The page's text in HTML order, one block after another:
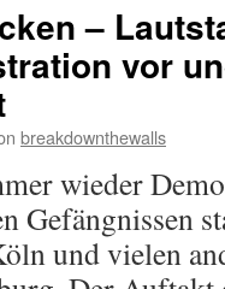
–
vor
breakdownthewalls
wieder
Gefängnissen
und vielen